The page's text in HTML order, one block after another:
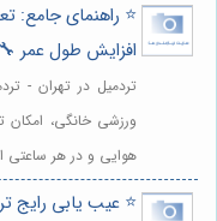
⭐️ راهنمای جامع:
افزایش طول عمر 🔧
تردمیل در تهران -
ورزشی خانگی،
هوایی و در هر ساعتی
⭐️ عیب یابی رایج